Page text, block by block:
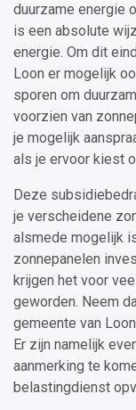
duurzame energie
is een absolute
energie. Om dit
Loon er mogelijk
sporen om
voorzien van
je mogelijk
als je ervoor kiest
Deze
je verscheidene
alsmede mogelijk
zonnepanelen
krijgen het voor
geworden. Neem
gemeente van
Er zijn namelijk
aanmerking te
belastingdienst